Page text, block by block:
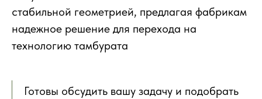
стабильной геометрией, предлагая фабрикам
надежное решение для перехода на
технологию тамбурата
Готовы обсудить вашу задачу и подобрать